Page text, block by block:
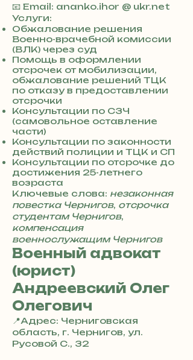
3
8
0
7
3
0
4
8
5
7
8
4
📧 Email: ananko.ihor @ ukr.net
Услуги:
Обжалование решения
Военно-врачебной комиссии
(ВЛК) через суд
Помощь в оформлении
отсрочек от мобилизации,
обжалование решений ТЦК
по отказу в предоставлении
отсрочки
Консультации по СЗЧ
(самовольное оставление
части)
Консультации по законности
действий полиции и ТЦК и СП
Консультации по отсрочке до
достижения 25-летнего
возраста
Ключевые слова: незаконная
повестка Чернигов, отсрочка
студентам Чернигов,
компенсация
военнослужащим Чернигов
Военный адвокат
(юрист)
Андреевский Олег
Олегович
📍Адрес: Черниговская
область, г. Чернигов, ул.
Русовой С., 32